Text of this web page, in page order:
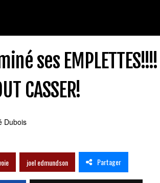
ses
CASSER!
Dubois
joel edmundson Partager